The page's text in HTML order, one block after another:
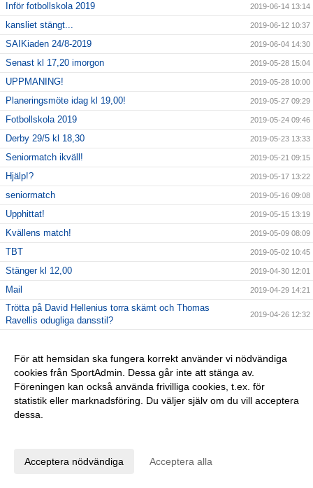
Inför fotbollskola 2019 2019-06-14 13:14
kansliet stängt... 2019-06-12 10:37
SAIKiaden 24/8-2019 2019-06-04 14:30
Senast kl 17,20 imorgon 2019-05-28 15:04
UPPMANING! 2019-05-28 10:00
Planeringsmöte idag kl 19,00! 2019-05-27 09:29
Fotbollskola 2019 2019-05-24 09:46
Derby 29/5 kl 18,30 2019-05-23 13:33
Seniormatch ikväll! 2019-05-21 09:15
Hjälp!? 2019-05-17 13:22
seniormatch 2019-05-16 09:08
Upphittat! 2019-05-15 13:19
Kvällens match! 2019-05-09 08:09
TBT 2019-05-02 10:45
Stänger kl 12,00 2019-04-30 12:01
Mail 2019-04-29 14:21
Trötta på David Hellenius torra skämt och Thomas
Ravellis odugliga dansstil?
2019-04-26 12:32
AVSLUTNING KOMPISGYMPAGRUPPERNA 2019-04-24 13:44
2019-04-24 08:43
Vinstlista Bôllarännet 2019 2019-04-23 11:14
Trevlig påsk!
För att hemsidan ska fungera korrekt använder vi nödvändiga
cookies från SportAdmin. Dessa går inte att stänga av.
Föreningen kan också använda frivilliga cookies, t.ex. för
statistik eller marknadsföring. Du väljer själv om du vill acceptera
dessa.
Acceptera nödvändiga Acceptera alla